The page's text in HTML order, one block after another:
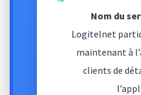
Nom du
Logitelnet
maintenant à
clients de